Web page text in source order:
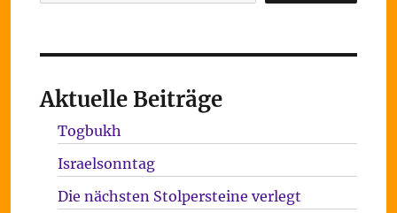
Aktuelle Beiträge
Togbukh
Israelsonntag
Die nächsten Stolpersteine verlegt